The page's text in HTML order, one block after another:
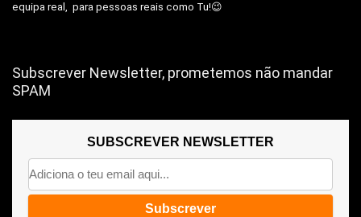
equipa real, para pessoas reais como Tu!😉
Subscrever Newsletter, prometemos não mandar
SPAM
SUBSCREVER NEWSLETTER